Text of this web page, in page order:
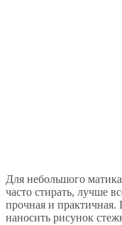
Для небольшого
часто стирать, лучше
прочная и практичная.
наносить рисунок